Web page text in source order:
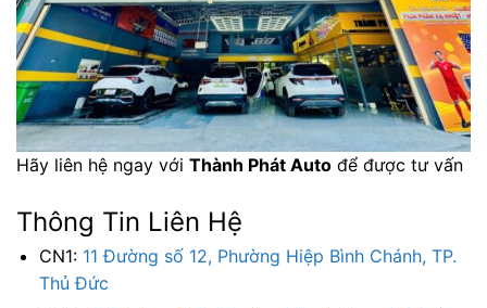
Hãy liên hệ ngay với Thành Phát Auto để được tư vấn
Thông Tin Liên Hệ
CN1: 11 Đường số 12, Phường Hiệp Bình Chánh, TP.
Thủ Đức